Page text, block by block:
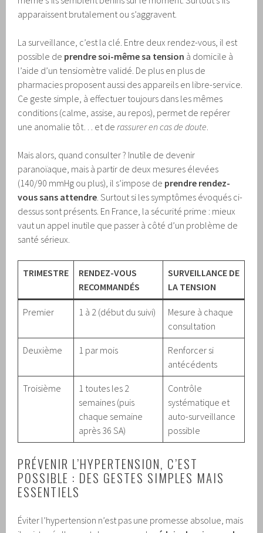
apparaissent brutalement ou s’aggravent.
La surveillance, c’est la clé. Entre deux rendez-vous, il est
possible de prendre soi-même sa tension à domicile à
l’aide d’un tensiomètre validé. De plus en plus de
pharmacies proposent aussi des appareils en libre-service.
Ce geste simple, à effectuer toujours dans les mêmes
conditions (calme, assise, au repos), permet de repérer
une anomalie tôt… et de rassurer en cas de doute
Mais alors, quand consulter ? Inutile de devenir
paranoïaque, mais à partir de deux mesures élevées
(140/90 mmHg ou plus), il s’impose de prendre rendez-
vous sans attendre . Surtout si les symptômes évoqués ci-
dessus sont présents. En France, la sécurité prime : mieux
vaut un appel inutile que passer à côté d’un problème de
santé sérieux.
TRIMESTRE
RENDEZ-VOUS
RECOMMANDÉS
SURVEILLANCE DE
LA TENSION
Premier 1 à 2 (début du suivi)
Mesure à chaque
consultation
Deuxième 1 par mois
Renforcer si
antécédents
Troisième
1 toutes les 2
semaines (puis
chaque semaine
après 36 SA)
Contrôle
systématique et
auto-surveillance
possible
PRÉVENIR L’HYPERTENSION, C’EST
POSSIBLE : DES GESTES SIMPLES MAIS
ESSENTIELS
Éviter l’hypertension n’est pas une promesse absolue, mais